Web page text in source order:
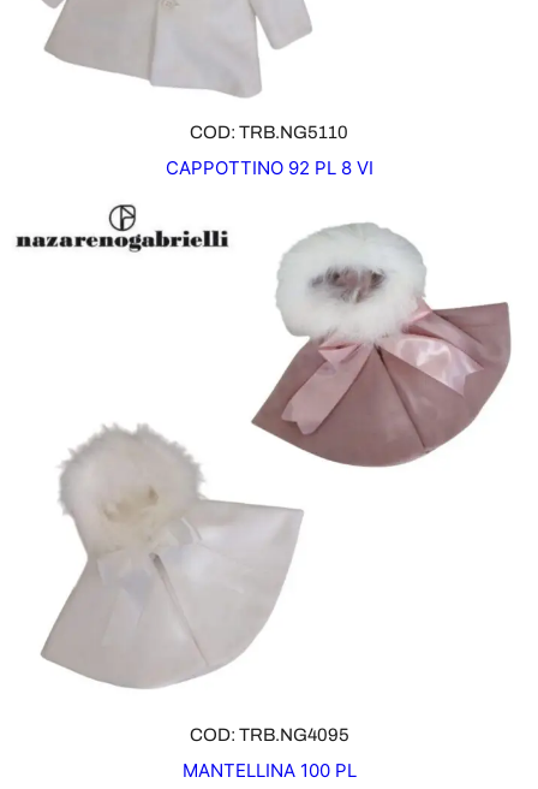
COD: TRB.NG5110
CAPPOTTINO 92 PL 8 VI
COD: TRB.NG4095
MANTELLINA 100 PL